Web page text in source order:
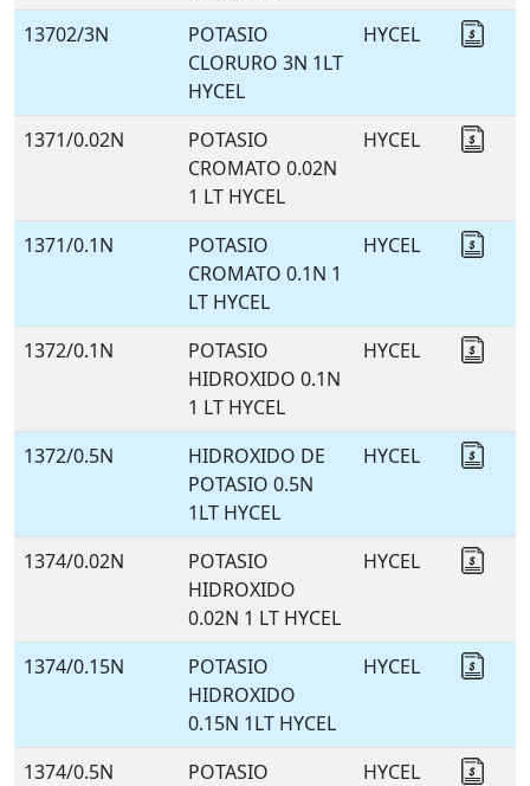
13702/3N
POTASIO
CLORURO 3N 1LT
HYCEL
HYCEL
1371/0.02N
POTASIO
CROMATO 0.02N
1 LT HYCEL
HYCEL
1371/0.1N
POTASIO
CROMATO 0.1N 1
LT HYCEL
HYCEL
1372/0.1N
POTASIO
HIDROXIDO 0.1N
1 LT HYCEL
HYCEL
1372/0.5N
HIDROXIDO DE
POTASIO 0.5N
1LT HYCEL
HYCEL
1374/0.02N
POTASIO
HIDROXIDO
0.02N 1 LT HYCEL
HYCEL
1374/0.15N
POTASIO
HIDROXIDO
0.15N 1LT HYCEL
HYCEL
1374/0.5N
POTASIO
HYCEL